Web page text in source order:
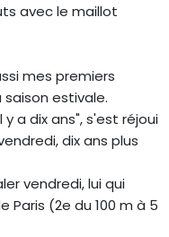
avec le maillot
mes premiers
estivale.
a dix ans", s'est réjoui
dix ans plus
vendredi, lui qui
(2e du 100 m à 5